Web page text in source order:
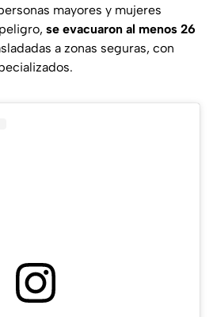
mayores y mujeres
se evacuaron al menos 26
a zonas seguras, con